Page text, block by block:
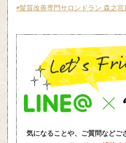
◉髪質改善専門サロンドラン 森之
気になることや、ご質問などご